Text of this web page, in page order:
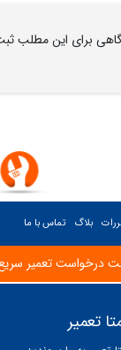
برای این مطلب
بلاگ تماس با ما
درخواست تعمیر
تعمیر